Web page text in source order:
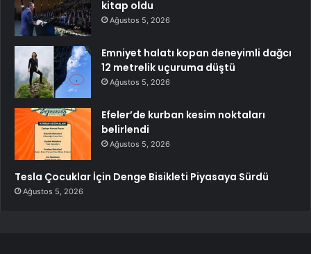
kitap oldu
Ağustos 5, 2026
Emniyet halatı kopan deneyimli dağcı
12 metrelik uçuruma düştü
Ağustos 5, 2026
Efeler’de kurban kesim noktaları
belirlendi
Ağustos 5, 2026
Tesla Çocuklar İçin Denge Bisikleti Piyasaya Sürdü
Ağustos 5, 2026